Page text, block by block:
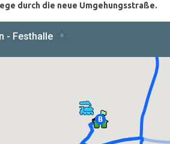
durch die neue Umgehungsstraße.